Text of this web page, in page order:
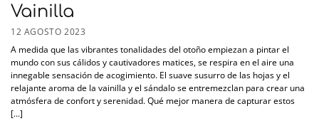
Vainilla
12 AGOSTO 2023
A medida que las vibrantes tonalidades del otoño empiezan a pintar el
mundo con sus cálidos y cautivadores matices, se respira en el aire una
innegable sensación de acogimiento. El suave susurro de las hojas y el
relajante aroma de la vainilla y el sándalo se entremezclan para crear una
atmósfera de confort y serenidad. Qué mejor manera de capturar estos
[...]